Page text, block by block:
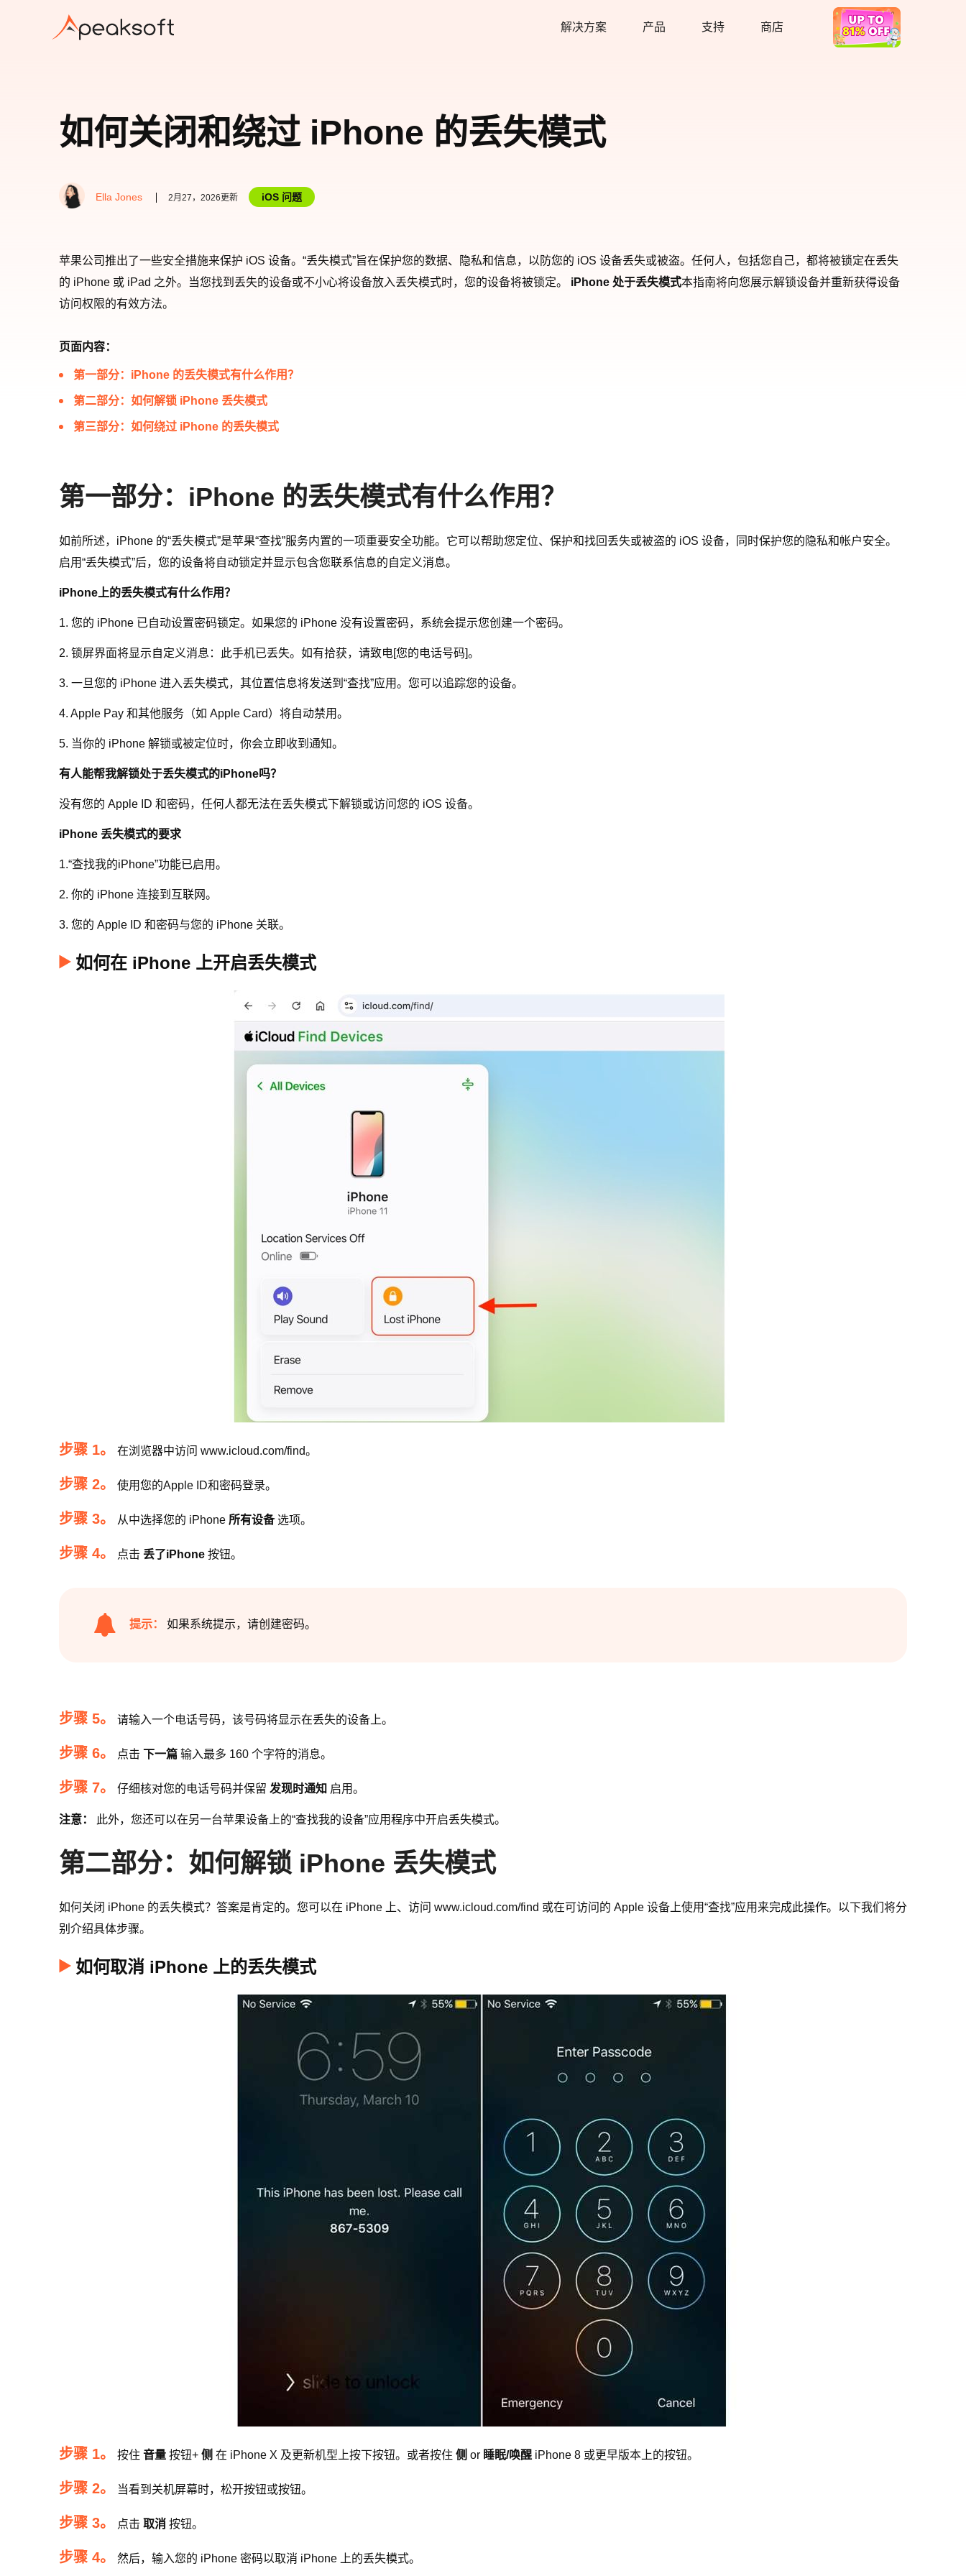
解决方案 产品 支持 商店
热卖
如何关闭和绕过 iPhone 的丢失模式
Ella Jones 2月27，2026更新 iOS 问题
苹果公司推出了一些安全措施来保护 iOS 设备。“丢失模式”旨在保护您的数据、隐私和信息，以防您的 iOS 设备丢失或被盗。任何人，包括您自己，都将被锁定在丢失
的 iPhone 或 iPad 之外。当您找到丢失的设备或不小心将设备放入丢失模式时，您的设备将被锁定。 iPhone 处于丢失模式本指南将向您展示解锁设备并重新获得设备
访问权限的有效方法。
页面内容：
第一部分：iPhone 的丢失模式有什么作用？
第二部分：如何解锁 iPhone 丢失模式
第三部分：如何绕过 iPhone 的丢失模式
第一部分：iPhone 的丢失模式有什么作用？
如前所述，iPhone 的“丢失模式”是苹果“查找”服务内置的一项重要安全功能。它可以帮助您定位、保护和找回丢失或被盗的 iOS 设备，同时保护您的隐私和帐户安全。
启用“丢失模式”后，您的设备将自动锁定并显示包含您联系信息的自定义消息。
iPhone上的丢失模式有什么作用？
1. 您的 iPhone 已自动设置密码锁定。如果您的 iPhone 没有设置密码，系统会提示您创建一个密码。
2. 锁屏界面将显示自定义消息：此手机已丢失。如有拾获，请致电[您的电话号码]。
3. 一旦您的 iPhone 进入丢失模式，其位置信息将发送到“查找”应用。您可以追踪您的设备。
4. Apple Pay 和其他服务（如 Apple Card）将自动禁用。
5. 当你的 iPhone 解锁或被定位时，你会立即收到通知。
有人能帮我解锁处于丢失模式的iPhone吗？
没有您的 Apple ID 和密码，任何人都无法在丢失模式下解锁或访问您的 iOS 设备。
iPhone 丢失模式的要求
1.“查找我的iPhone”功能已启用。
2. 你的 iPhone 连接到互联网。
3. 您的 Apple ID 和密码与您的 iPhone 关联。
如何在 iPhone 上开启丢失模式
步骤 1。 在浏览器中访问 www.icloud.com/find。
步骤 2。 使用您的Apple ID和密码登录。
步骤 3。 从中选择您的 iPhone 所有设备选项。
步骤 4。 点击 丢了iPhone 按钮。
提示： 如果系统提示，请创建密码。
步骤 5。 请输入一个电话号码，该号码将显示在丢失的设备上。
步骤 6。 点击 下一篇 输入最多 160 个字符的消息。
步骤 7。 仔细核对您的电话号码并保留 发现时通知 启用。
注意： 此外，您还可以在另一台苹果设备上的“查找我的设备”应用程序中开启丢失模式。
第二部分：如何解锁 iPhone 丢失模式
如何关闭 iPhone 的丢失模式？答案是肯定的。您可以在 iPhone 上、访问 www.icloud.com/find 或在可访问的 Apple 设备上使用“查找”应用来完成此操作。以下我们将分
别介绍具体步骤。
如何取消 iPhone 上的丢失模式
步骤 1。 按住 音量 按钮+ 侧 在 iPhone X 及更新机型上按下按钮。或者按住 侧 or 睡眠/唤醒 iPhone 8 或更早版本上的按钮。
步骤 2。 当看到关机屏幕时，松开按钮或按钮。
步骤 3。 点击 取消 按钮。
步骤 4。 然后，输入您的 iPhone 密码以取消 iPhone 上的丢失模式。